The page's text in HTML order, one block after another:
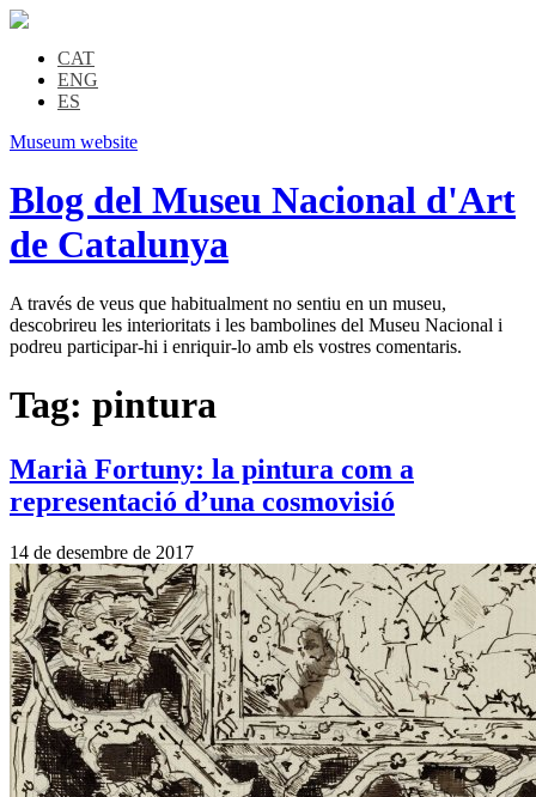
CAT
ENG
ES
Museum website
Blog del Museu Nacional d'Art
de Catalunya
A través de veus que habitualment no sentiu en un museu,
descobrireu les interioritats i les bambolines del Museu Nacional i
podreu participar-hi i enriquir-lo amb els vostres comentaris.
Tag: pintura
Marià Fortuny: la pintura com a
representació d’una cosmovisió
14 de desembre de 2017